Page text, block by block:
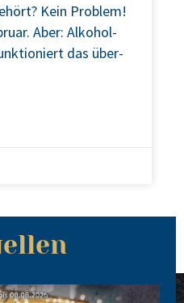
Kein Pro­blem!
Aber: Alko­hol­
das über­